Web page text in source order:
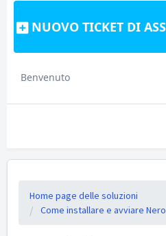
NUOVO TICKET DI
Benvenuto
Home page delle soluzioni
Come installare e avviare Nero